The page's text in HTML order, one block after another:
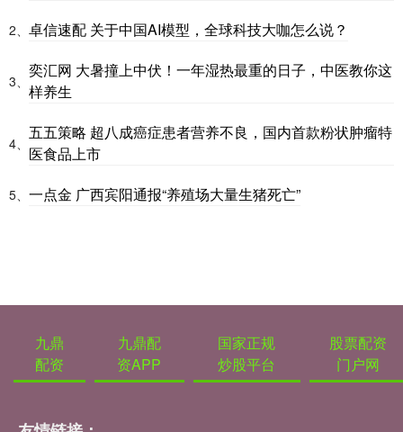
2、 卓信速配 关于中国AI模型，全球科技大咖怎么说？
3、
奕汇网 大暑撞上中伏！一年湿热最重的日子，中医教你这
样养生
4、
五五策略 超八成癌症患者营养不良，国内首款粉状肿瘤特
医食品上市
5、 一点金 广西宾阳通报“养殖场大量生猪死亡”
九鼎
配资
九鼎配
资APP
国家正规
炒股平台
股票配资
门户网